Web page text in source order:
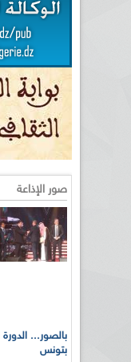
صور الإذاعة
بتونس